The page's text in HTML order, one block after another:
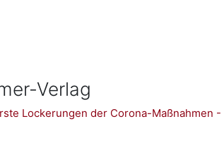
Verlag
Lockerungen der Corona-Maßnahmen